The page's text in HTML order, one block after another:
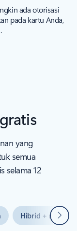
ada otorisasi
pada kartu Anda,
yang
semua
selama 12
Hibrid +